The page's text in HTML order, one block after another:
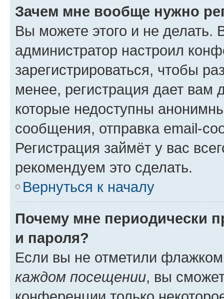
Зачем мне вообще нужно
Вы можете этого и не делать.
администратор настроил
зарегистрироваться, чтобы
менее, регистрация дает вам
которые недоступны
сообщения, отправка email-
Регистрация займёт у вас
рекомендуем это сделать.
Вернуться к началу
Почему мне периодически
и пароля?
Если вы не отметили
каждом посещении, вы